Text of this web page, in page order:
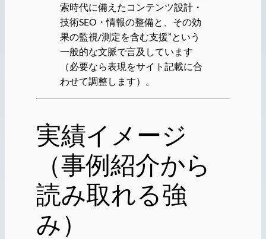
索時代に備えたコンテンツ設計・
技術SEO・情報の整備と、その効
果の監視/測定を含む支援”という
一般的な文脈で言及しています
（必要なら表現をサイト記載に合
わせて調整します）。
実績イメージ
（事例紹介から
読み取れる強
み）